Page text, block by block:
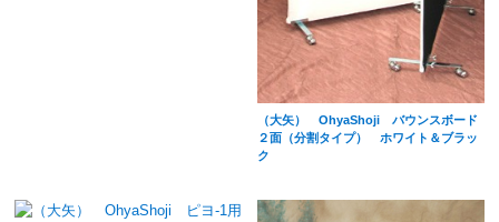
（大矢） OhyaShoji バウンスボード
２面（分割タイプ） ホワイト＆ブラッ
ク